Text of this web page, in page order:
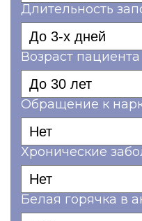
Длительность
Возраст пациента
Обращение к
Хронические
Белая горячка в